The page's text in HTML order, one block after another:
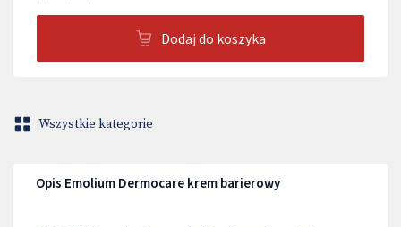
Dodaj do koszyka
Wszystkie kategorie
Opis Emolium Dermocare krem barierowy